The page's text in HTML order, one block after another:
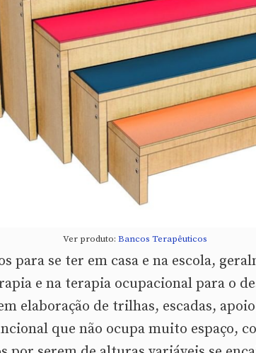
Ver produto: Bancos Terapêuticos
para se ter em casa e na escola,
e na terapia ocupacional para o
elaboração de trilhas, escadas,
que não ocupa muito espaço,